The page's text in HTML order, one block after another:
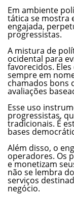
Em ambiente
tática se mostra
engajada,
progressistas.
A mistura de
ocidental para
favorecidos.
sempre em
chamados bons
avaliações
Esse uso
progressistas,
tradicionais. É
bases
Além disso, o
operadores. Os
e monetizam
não se lembra
serviços
negócio.